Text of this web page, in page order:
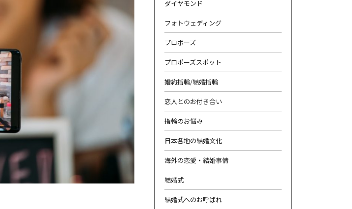
会社概要|採用情報 |お問い合わせ プライバシーポリシー
ダイヤモンド
フォトウェディング
プロポーズ
プロポーズスポット
婚約指輪/結婚指輪
恋人とのお付き合い
指輪のお悩み
日本各地の結婚文化
海外の恋愛・結婚事情
結婚式
結婚式へのお呼ばれ